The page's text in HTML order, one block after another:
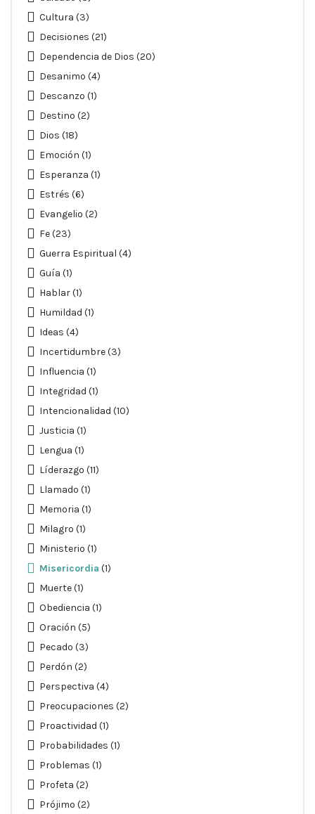
Cultura (3)
Decisiones (21)
Dependencia de Dios (20)
Desanimo (4)
Descanzo (1)
Destino (2)
Dios (18)
Emoción (1)
Esperanza (1)
Estrés (6)
Evangelio (2)
Fe(23)
Guerra Espiritual (4)
Guía (1)
Hablar(1)
Humildad (1)
Ideas (4)
Incertidumbre(3)
Influencia (1)
Integridad (1)
Intencionalidad (10)
Justicia (1)
Lengua (1)
Líderazgo (11)
Llamado (1)
Memoria (1)
Milagro (1)
Ministerio (1)
Misericordia (1)
Muerte(1)
Obediencia (1)
Oración (5)
Pecado (3)
Perdón (2)
Perspectiva (4)
Preocupaciones (2)
Proactividad (1)
Probabilidades (1)
Problemas (1)
Profeta (2)
Prójimo (2)